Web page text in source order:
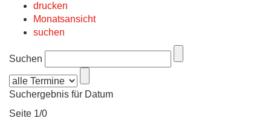
drucken
Monatsansicht
suchen
Suchen
Suchergebnis für Datum
Seite 1/0